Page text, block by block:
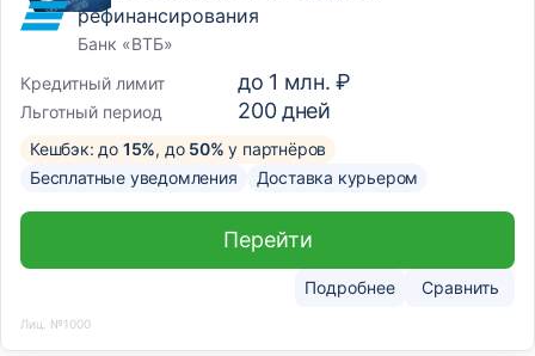
рефинансирования
Банк «ВТБ»
Кредитный лимит
до 1 млн. ₽
Льготный период 200дней
Кешбэк: до 15%, до 50% у партнёров
Бесплатные уведомления
Доставка курьером
Подробнее Сравнить
Перейти
Лиц. №1000